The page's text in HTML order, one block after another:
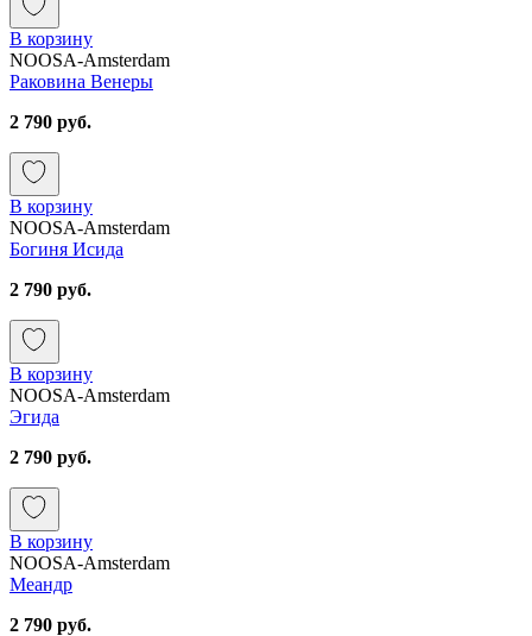
В корзину
NOOSA-Amsterdam
Раковина Венеры
2 790 руб.
В корзину
NOOSA-Amsterdam
Богиня Исида
2 790 руб.
В корзину
NOOSA-Amsterdam
Эгида
2 790 руб.
В корзину
NOOSA-Amsterdam
Меандр
2 790 руб.